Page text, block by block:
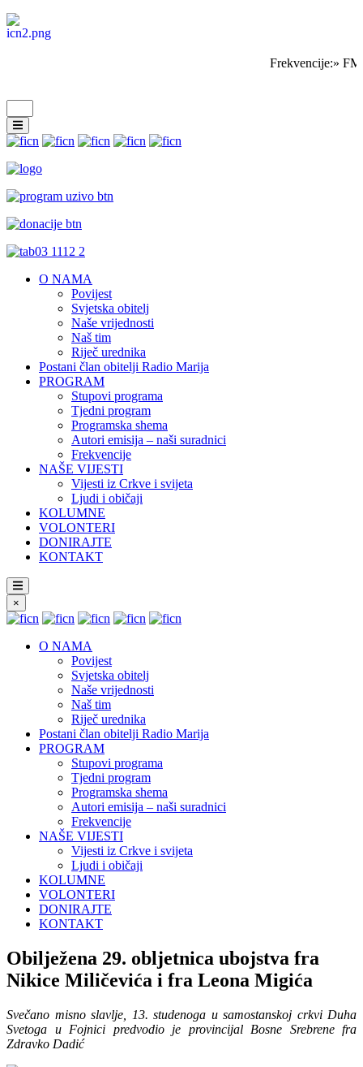
Frekvencije:»
O NAMA
Povijest
Svjetska obitelj
Naše vrijednosti
Naš tim
Riječ urednika
Postani član obitelji Radio Marija
PROGRAM
Stupovi programa
Tjedni program
Programska shema
Autori emisija – naši suradnici
Frekvencije
NAŠE VIJESTI
Vijesti iz Crkve i svijeta
Ljudi i običaji
KOLUMNE
VOLONTERI
DONIRAJTE
KONTAKT
×
O NAMA
Povijest
Svjetska obitelj
Naše vrijednosti
Naš tim
Riječ urednika
Postani član obitelji Radio Marija
PROGRAM
Stupovi programa
Tjedni program
Programska shema
Autori emisija – naši suradnici
Frekvencije
NAŠE VIJESTI
Vijesti iz Crkve i svijeta
Ljudi i običaji
KOLUMNE
VOLONTERI
DONIRAJTE
KONTAKT
Obilježena 29. obljetnica ubojstva fra
Nikice Miličevića i fra Leona Migića
Svečano misno slavlje, 13. studenoga u samostanskoj crkvi Duha
Svetoga u Fojnici predvodio je provincijal Bosne Srebrene fra
Zdravko Dadić